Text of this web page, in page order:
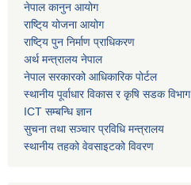
नेपाल कानुन आयोग
राष्टि्य योजना आयोग
राष्टि्य पुन निर्माण प्राधिकरण
अर्थ मन्त्रालय नेपाल
नेपाल सरकारको आधिकारिक पोर्टल
स्थानीय पूर्वाधार विकास र कृषि सडक विभाग
ICT सम्बन्धि ज्ञान
सुचना तथा सञ्चार प्रविधि मन्त्रालय
स्थानीय तहको वेवसाइटको विवरण